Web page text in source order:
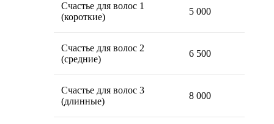
Счастье для волос 1
(короткие)
5 000
Счастье для волос 2
(средние)
6 500
Счастье для волос 3
(длинные)
8 000